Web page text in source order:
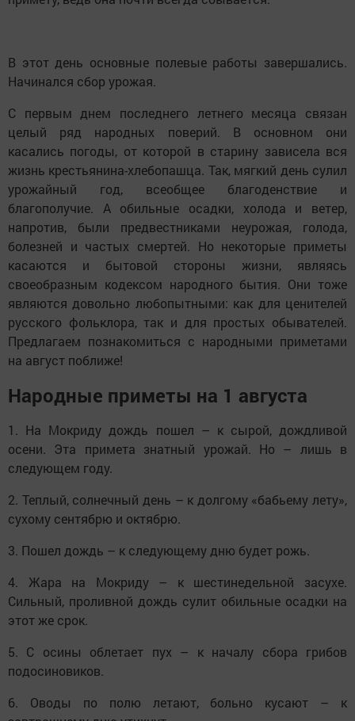
В этот день основные полевые работы завершались.
Начинался сбор урожая.
С первым днем последнего летнего месяца связан
целый ряд народных поверий. В основном они
касались погоды, от которой в старину зависела вся
жизнь крестьянина-хлебопашца. Так, мягкий день сулил
урожайный год, всеобщее благоденствие и
благополучие. А обильные осадки, холода и ветер,
напротив, были предвестниками неурожая, голода,
болезней и частых смертей. Но некоторые приметы
касаются и бытовой стороны жизни, являясь
своеобразным кодексом народного бытия. Они тоже
являются довольно любопытными: как для ценителей
русского фольклора, так и для простых обывателей.
Предлагаем познакомиться с народными приметами
на август поближе!
Народные приметы на 1 августа
1. На Мокриду дождь пошел – к сырой, дождливой
осени. Эта примета знатный урожай. Но – лишь в
следующем году.
2. Теплый, солнечный день – к долгому «бабьему лету»,
сухому сентябрю и октябрю.
3. Пошел дождь – к следующему дню будет рожь.
4. Жара на Мокриду – к шестинедельной засухе.
Сильный, проливной дождь сулит обильные осадки на
этот же срок.
5. С осины облетает пух – к началу сбора грибов
подосиновиков.
6. Оводы по полю летают, больно кусают – к